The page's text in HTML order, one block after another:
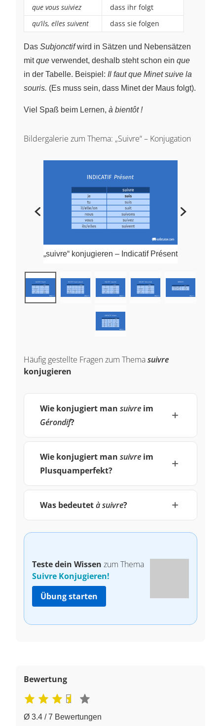
que vous suiviez
dass ihr folgt
qu’ils, elles suivent
dass sie folgen
Das Subjonctifwird in Sätzen und Nebensätzen
mitque verwendet, deshalb steht schon ein que
in der Tabelle. Beispiel: Il faut que Minet suive la
souris. (Es muss sein, dass Minet der Maus folgt).
Viel Spaß beim Lernen, à bientôt !
Bildergalerie zum Thema: „Suivre“ – Konjugation
„suivre“ konjugieren – Indicatif Présent
Häufig gestellte Fragen zum Themasuivre
konjugieren
Wie konjugiert man suivre im
Gérondif?
Wie konjugiert man suivre im
Plusquamperfekt?
Was bedeutetà suivre?
Teste dein Wissen zum Thema
Suivre Konjugieren!
Übung starten
Bewertung
Ø 3.4 / 7 Bewertungen